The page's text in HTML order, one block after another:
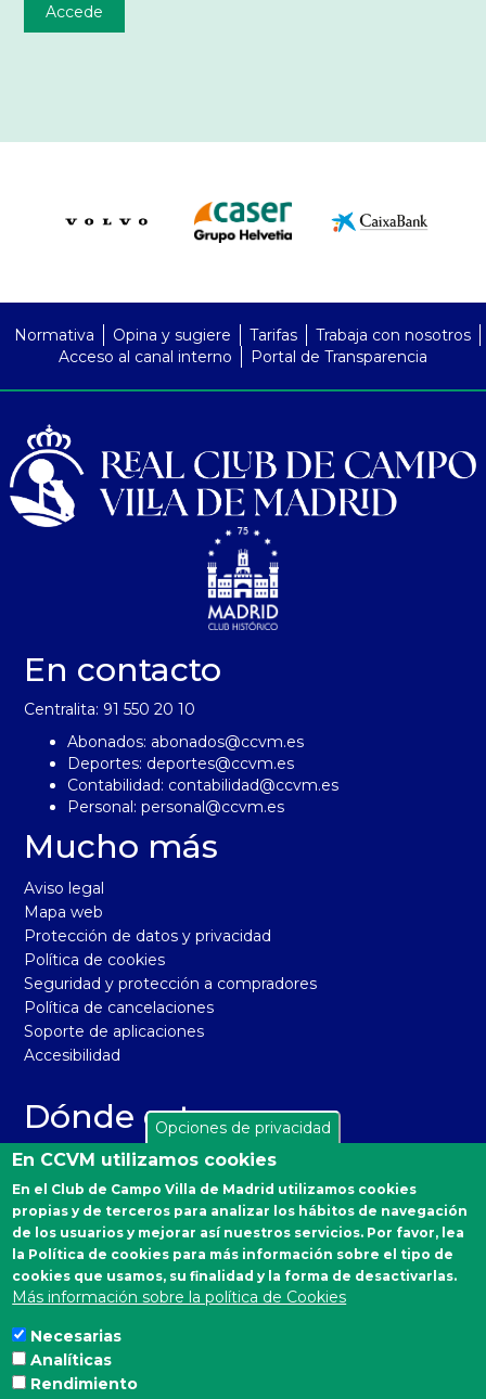
Accede
Normativa
Opina y sugiere Tarifas
Trabaja con nosotros
Acceso al canal interno
Portal de Transparencia
En contacto
Centralita: 91 550 20 10
Abonados: abonados@ccvm.es
Deportes: deportes@ccvm.es
Contabilidad: contabilidad@ccvm.es
Personal:personal@ccvm.es
Mucho más
Aviso legal
Mapa web
Protección de datos y privacidad
Política de cookies
Seguridad y protección a compradores
Política de cancelaciones
Soporte de aplicaciones
Accesibilidad
Dónde estamos
El Real Club de Campo Villa de Madrid está situado en la
carretera de Castilla, km 2 de Madrid 28040. Distrito
Moncloa-Aravaca.
Autobuses desde Moncloa: 160, 161 y A.
Emergencias Sanitarias
Estamos en las redes
Opciones de privacidad
En CCVM utilizamos cookies
En el Club de Campo Villa de Madrid utilizamos cookies
propias y de terceros para analizar los hábitos de navegación
de los usuarios y mejorar así nuestros servicios. Por favor, lea
la Política de cookies para más información sobre el tipo de
cookies que usamos, su finalidad y la forma de desactivarlas.
Más información sobre la política de Cookies
Necesarias
Analíticas
Rendimiento